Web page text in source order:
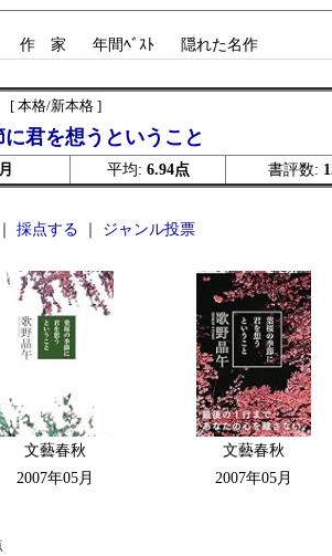
作 家 年間ﾍﾞｽﾄ 隠れた名作
[ 本格/新本格 ]
君を想うということ
平均: 6.94点 書評数:
採点する ジャンル投票
文藝春秋
2007年05月
文藝春秋
2007年05月